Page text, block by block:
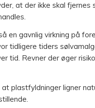
at der ikke skal fjernes
en gavnlig virkning på
tidligere tiders
tid. Revner der øger
plastfyldninger ligner